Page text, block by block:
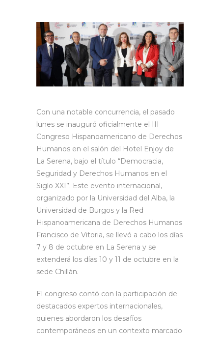
Con una notable concurrencia, el pasado
lunes se inauguró oficialmente el III
Congreso Hispanoamericano de Derechos
Humanos en el salón del Hotel Enjoy de
La Serena, bajo el título “Democracia,
Seguridad y Derechos Humanos en el
Siglo XXI”. Este evento internacional,
organizado por la Universidad del Alba, la
Universidad de Burgos y la Red
Hispanoamericana de Derechos Humanos
Francisco de Vitoria, se llevó a cabo los días
7 y 8 de octubre en La Serena y se
extenderá los días 10 y 11 de octubre en la
sede Chillán.
El congreso contó con la participación de
destacados expertos internacionales,
quienes abordaron los desafíos
contemporáneos en un contexto marcado